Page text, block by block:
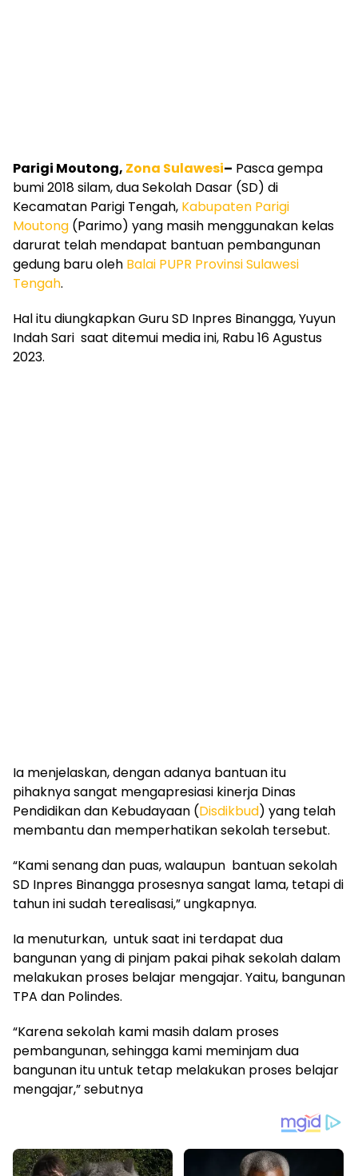
Parigi Moutong, Zona Sulawesi– Pasca gempa
bumi 2018 silam, dua Sekolah Dasar (SD) di
Kecamatan Parigi Tengah, Kabupaten Parigi
Moutong (Parimo) yang masih menggunakan kelas
darurat telah mendapat bantuan pembangunan
gedung baru oleh Balai PUPR Provinsi Sulawesi
Tengah.
Hal itu diungkapkan Guru SD Inpres Binangga, Yuyun
Indah Sari saat ditemui media ini, Rabu 16 Agustus
2023.
Ia menjelaskan, dengan adanya bantuan itu
pihaknya sangat mengapresiasi kinerja Dinas
Pendidikan dan Kebudayaan (Disdikbud) yang telah
membantu dan memperhatikan sekolah tersebut.
“Kami senang dan puas, walaupun bantuan sekolah
SD Inpres Binangga prosesnya sangat lama, tetapi di
tahun ini sudah terealisasi,” ungkapnya.
Ia menuturkan, untuk saat ini terdapat dua
bangunan yang di pinjam pakai pihak sekolah dalam
melakukan proses belajar mengajar. Yaitu, bangunan
TPA dan Polindes.
“Karena sekolah kami masih dalam proses
pembangunan, sehingga kami meminjam dua
bangunan itu untuk tetap melakukan proses belajar
mengajar,” sebutnya